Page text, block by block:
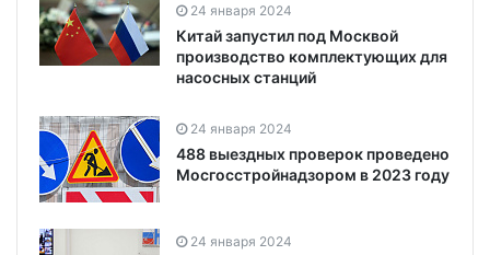
24 января 2024
Китай запустил под Москвой
производство комплектующих для
насосных станций
24 января 2024
488 выездных проверок проведено
Мосгосстройнадзором в 2023 году
24 января 2024